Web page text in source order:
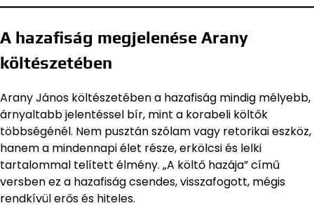
A hazafiság megjelenése Arany
költészetében
Arany János költészetében a hazafiság mindig mélyebb,
árnyaltabb jelentéssel bír, mint a korabeli költők
többségénél. Nem pusztán szólam vagy retorikai eszköz,
hanem a mindennapi élet része, erkölcsi és lelki
tartalommal telített élmény. „A költő hazája” című
versben ez a hazafiság csendes, visszafogott, mégis
rendkívül erős és hiteles.